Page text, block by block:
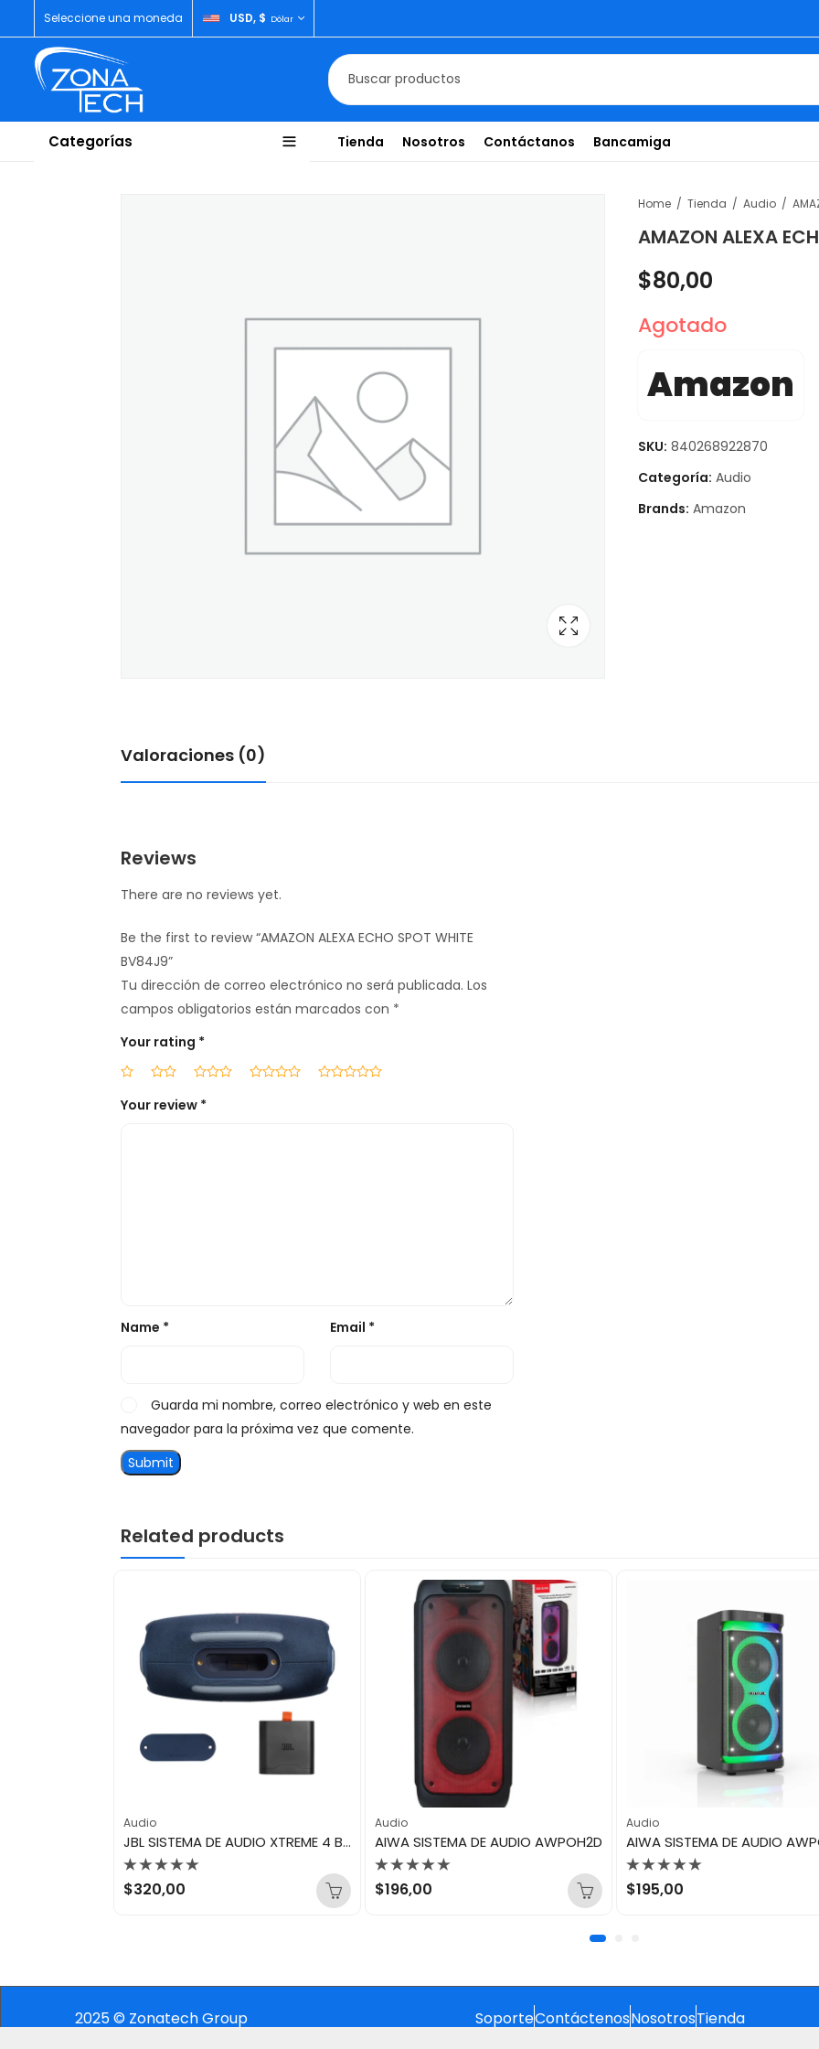
Seleccione una moneda USD, $ Dólar
Categorías Tienda Nosotros Contáctanos Bancamiga
Home Tienda Audio
AMAZON ALEXA
$80,00
Agotado
Amazon
SKU: 840268922870
Categoría: Audio
Brands: Amazon
Valoraciones (0)
Reviews
There are no reviews yet.
Be the first to review “AMAZON ALEXA ECHO SPOT WHITE
BV84J9”
Tu dirección de correo electrónico no será publicada. Los
campos obligatorios están marcados con *
Your rating *
Your review *
Name * Email *
Guarda mi nombre, correo electrónico y web en este
navegador para la próxima vez que comente.
Related products
Audio
JBL SISTEMA DE AUDIO XTREME 4 BLUE
Valorado
con
$320,00
Audio
AIWA SISTEMA DE AUDIO AWPOH2D
Valorado
con
$196,00
Audio
Valorado
con
$195,00
2025 © Zonatech Group SoporteContáctenosNosotrosTienda